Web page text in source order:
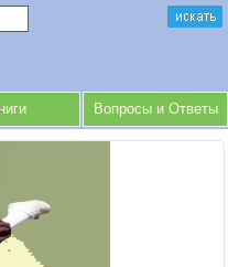
Вопросы и Ответы